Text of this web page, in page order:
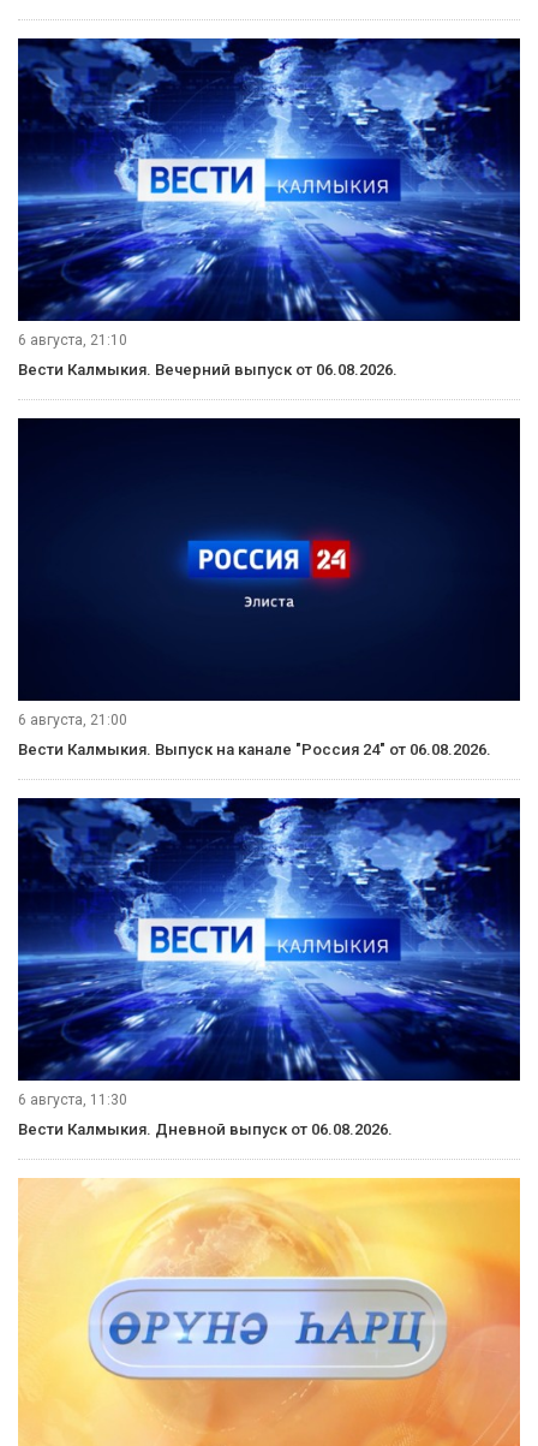
6 августа, 21:10
Вести Калмыкия. Вечерний выпуск от 06.08.2026.
6 августа, 21:00
Вести Калмыкия. Выпуск на канале "Россия 24" от 06.08.2026.
6 августа, 11:30
Вести Калмыкия. Дневной выпуск от 06.08.2026.